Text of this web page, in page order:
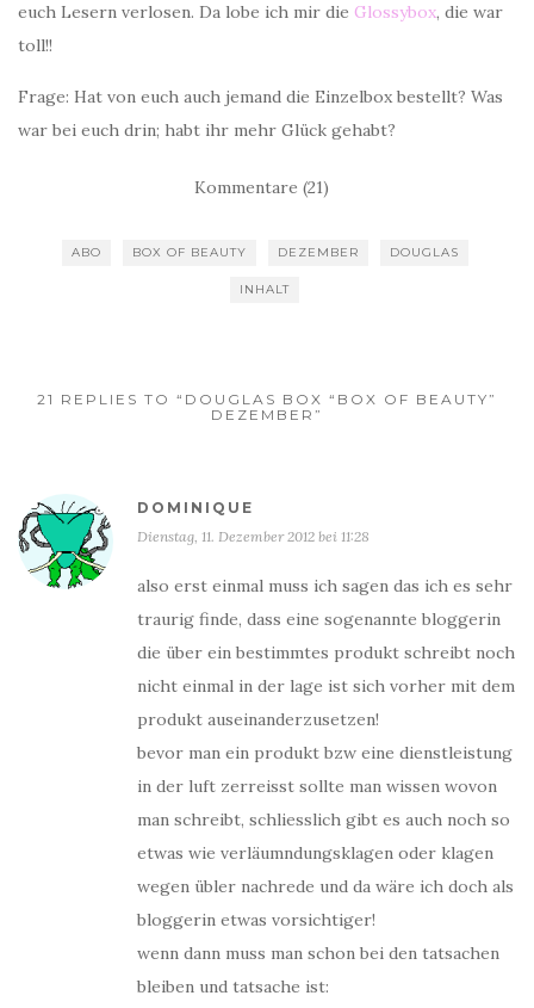
euch Lesern verlosen. Da lobe ich mir die Glossybox, die war
toll!!
Frage: Hat von euch auch jemand die Einzelbox bestellt? Was
war bei euch drin; habt ihr mehr Glück gehabt?
Kommentare (21)
ABO BOX OF BEAUTY DEZEMBER DOUGLAS
INHALT
21 REPLIES TO “DOUGLAS BOX “BOX OF BEAUTY”
DEZEMBER”
DOMINIQUE
Dienstag, 11. Dezember 2012 bei 11:28
also erst einmal muss ich sagen das ich es sehr
traurig finde, dass eine sogenannte bloggerin
die über ein bestimmtes produkt schreibt noch
nicht einmal in der lage ist sich vorher mit dem
produkt auseinanderzusetzen!
bevor man ein produkt bzw eine dienstleistung
in der luft zerreisst sollte man wissen wovon
man schreibt, schliesslich gibt es auch noch so
etwas wie verläumndungsklagen oder klagen
wegen übler nachrede und da wäre ich doch als
bloggerin etwas vorsichtiger!
wenn dann muss man schon bei den tatsachen
bleiben und tatsache ist: